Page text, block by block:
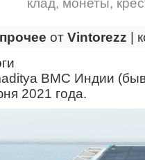
клад, монеты,
прочее от Vintorezz
ВМС Индии
2021 года.